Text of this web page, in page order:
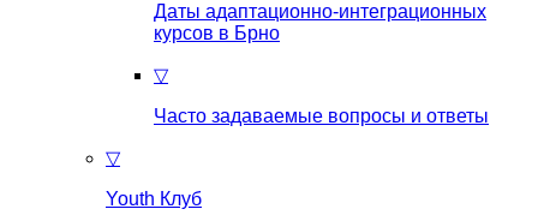
Даты адаптационно-интеграционных
курсов в Брно
▽
Часто задаваемые вопросы и ответы
▽
Youth Клуб